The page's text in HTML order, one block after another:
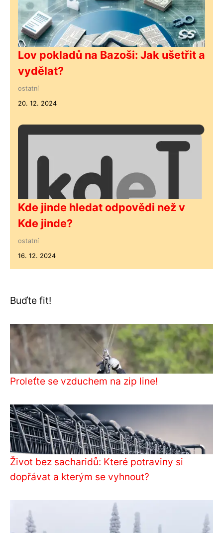
Lov pokladů na Bazoši: Jak ušetřit a
vydělat?
ostatní
20. 12. 2024
Kde jinde hledat odpovědi než v
Kde jinde?
ostatní
16. 12. 2024
Buďte fit!
Proleťte se vzduchem na zip line!
Život bez sacharidů: Které potraviny si
dopřávat a kterým se vyhnout?